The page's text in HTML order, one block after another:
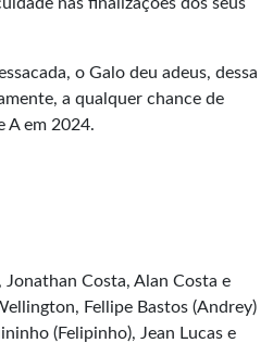
o Galo deu adeus, dessa
a qualquer chance de
A em 2024.
Jonathan Costa, Alan Costa e
Fellipe Bastos (Andrey)
(Felipinho), Jean Lucas e